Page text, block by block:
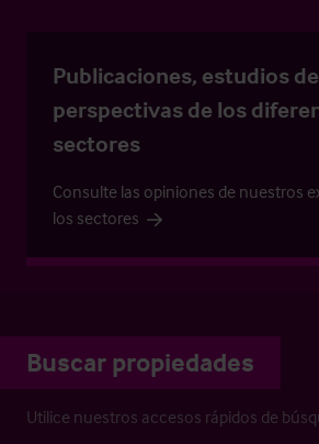
Publicaciones, estudios
perspectivas de los
sectores
Consulte las opiniones de nuestros
los sectores
Buscar propiedades
Utilice nuestros accesos rápidos de